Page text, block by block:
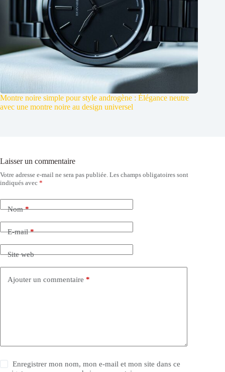
Montre noire simple pour style androgène : Élégance neutre
avec une montre noire au design universel
Laisser un commentaire
Votre adresse e-mail ne sera pas publiée. Les champs obligatoires sont
indiqués avec *
Nom*
E-mail*
Site web
Ajouter un commentaire *
Enregistrer mon nom, mon e-mail et mon site dans ce